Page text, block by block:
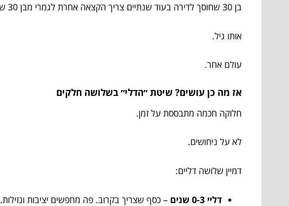
בן 30 שחוסך לדירה בעוד שנתיים צריך הקצאה אחרת לגמרי מבן 30 שחוסך לפרישה בעוד 35 שנה.
אותו גיל.
עולם אחר.
אז מה כן עושים? שיטת ״הדלי״ בשלושה חלקים
חלוקה חכמה מתבססת על זמן.
לא על ניחושים.
דמיין שלושה דליים:
דליי 0-3 שנים
– כסף שצריך בקרוב. פה מחפשים יציבות ונזילות.